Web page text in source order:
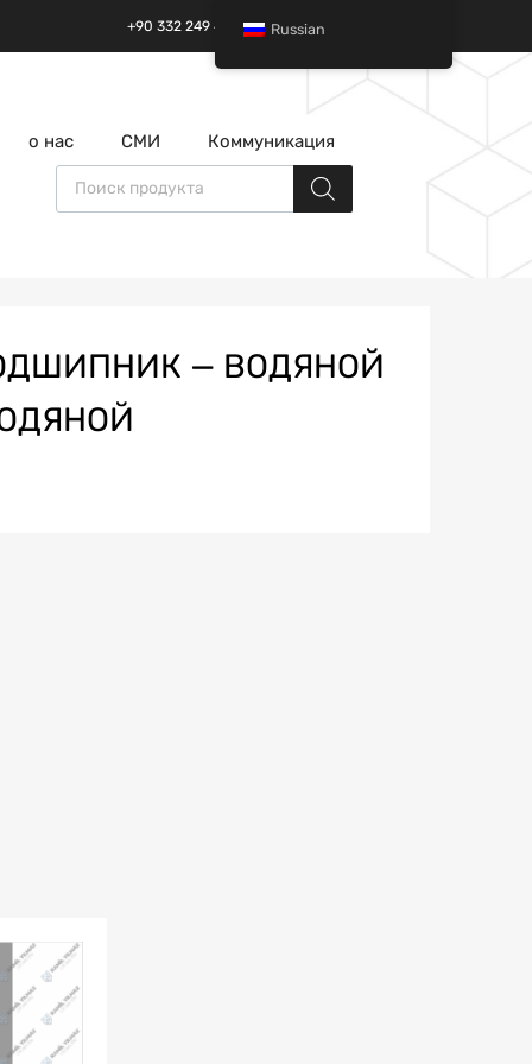
+90 332 249 49 01 | +90 532 685 32 42
о нас СМИ Коммуникация
Поиск товаров
— ВОДЯНОЙ
Russian